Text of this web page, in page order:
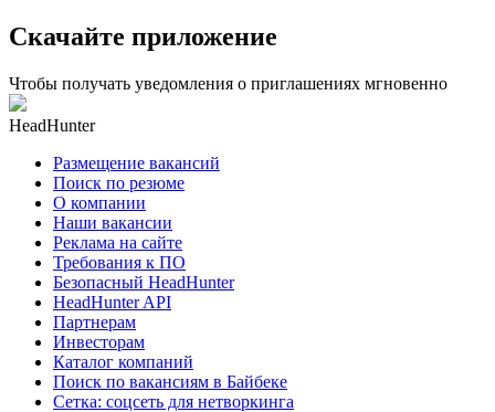
Скачайте приложение
Чтобы получать уведомления о приглашениях мгновенно
HeadHunter
Размещение вакансий
Поиск по резюме
О компании
Наши вакансии
Реклама на сайте
Требования к ПО
Безопасный HeadHunter
HeadHunter API
Партнерам
Инвесторам
Каталог компаний
Поиск по вакансиям в Байбеке
Сетка: соцсеть для нетворкинга